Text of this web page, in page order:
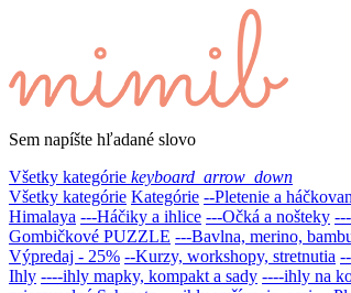
Sem napíšte hľadané slovo
Všetky kategórie keyboard_arrow_down
Všetky kategórie Kategórie --Pletenie a
Himalaya ---Háčiky a ihlice ---Očká a nošteky
Gombičkové PUZZLE ---Bavlna, merino,
Výpredaj - 25% --Kurzy, workshopy, stretnutia
Ihly ----ihly mapky, kompakt a sady ----ihly na